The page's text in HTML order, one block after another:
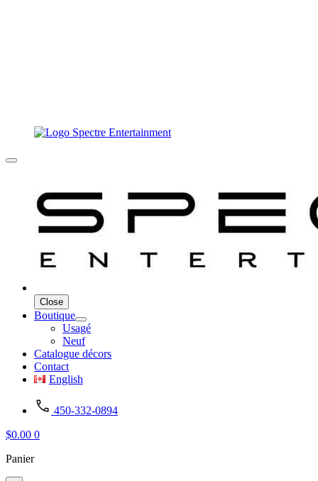
Close
Boutique
Usagé
Neuf
Catalogue décors
Contact
English
450-332-0894
$0.00 0
Panier